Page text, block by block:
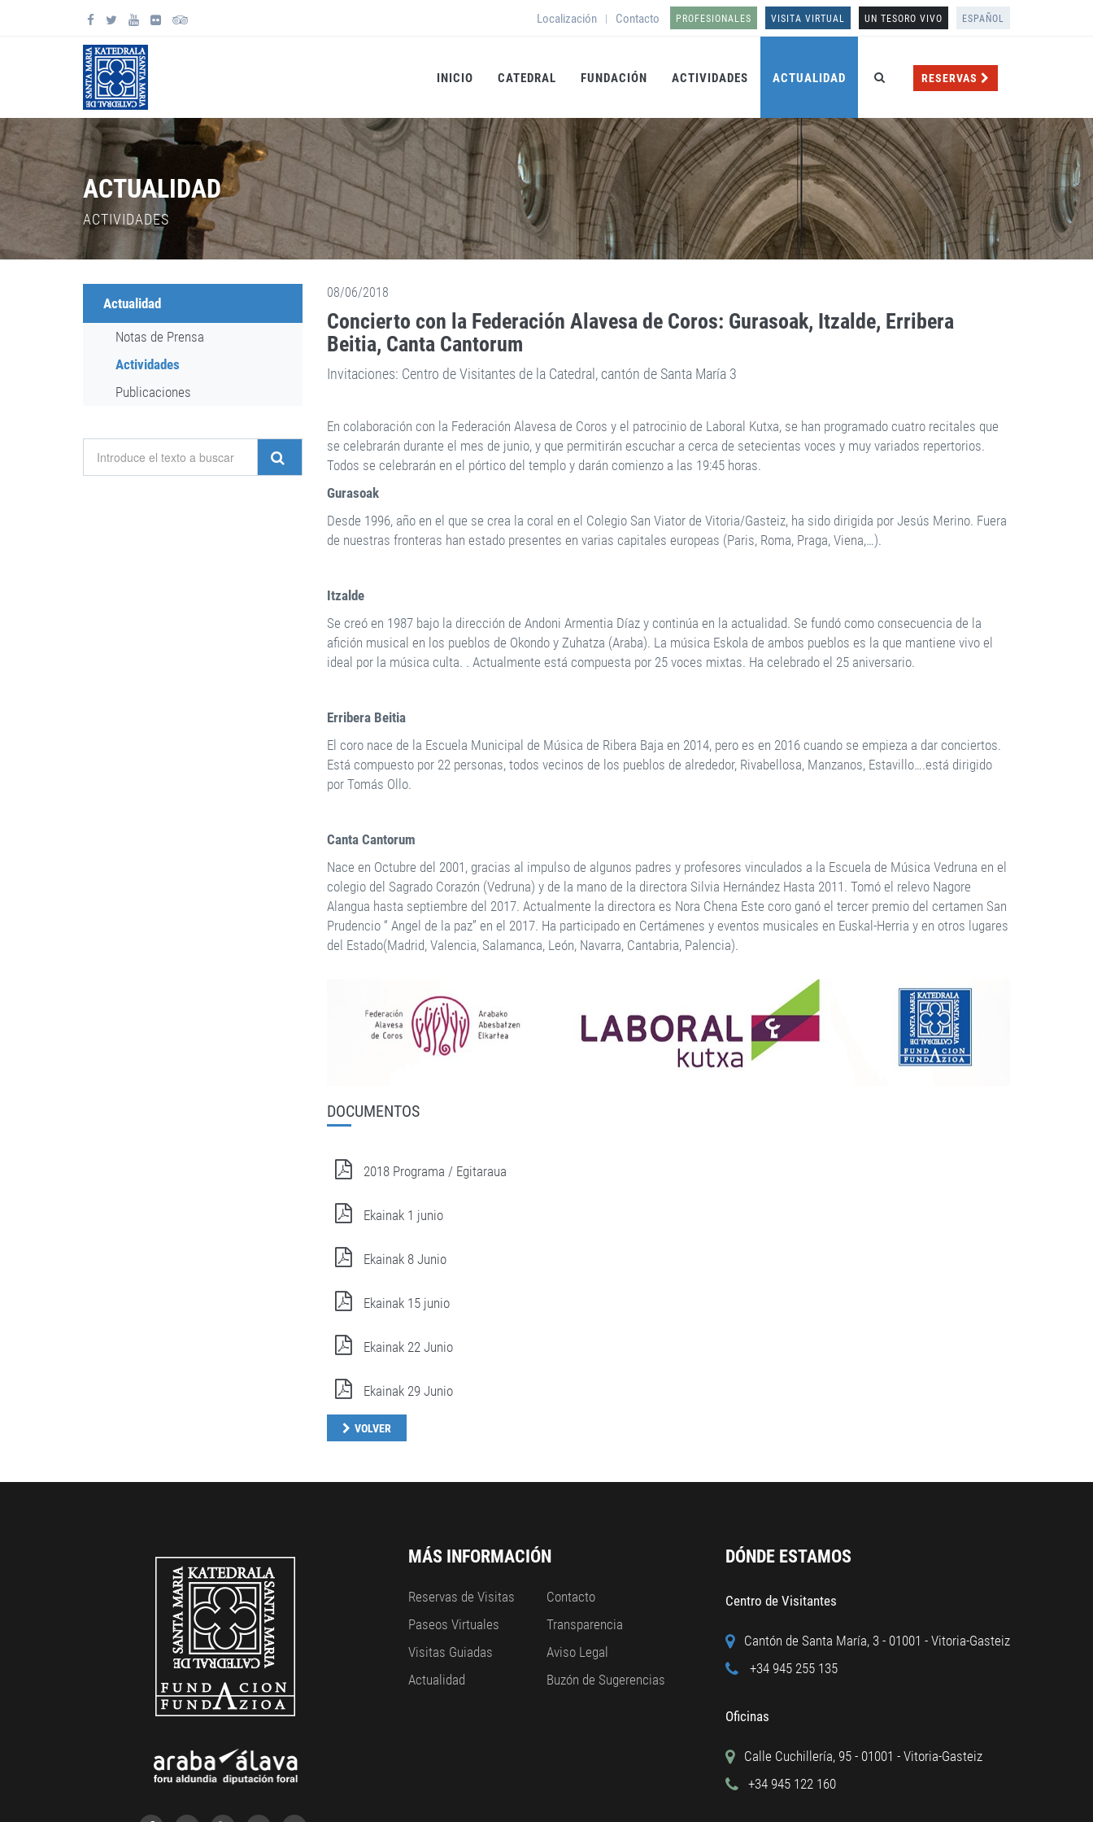
Localización | Contacto PROFESIONALES VISITA VIRTUAL UN TESORO VIVO ESPAÑOL
INICIO CATEDRAL FUNDACIÓN ACTIVIDADES ACTUALIDAD RESERVAS
ACTUALIDAD
ACTIVIDADES
Actualidad
Notas de Prensa
Actividades
Publicaciones
08/06/2018
Concierto con la Federación Alavesa de Coros: Gurasoak, Itzalde, Erribera
Beitia, Canta Cantorum
Invitaciones: Centro de Visitantes de la Catedral, cantón de Santa María 3
En colaboración con la Federación Alavesa de Coros y el patrocinio de Laboral Kutxa, se han programado cuatro recitales que
se celebrarán durante el mes de junio, y que permitirán escuchar a cerca de setecientas voces y muy variados repertorios.
Todos se celebrarán en el pórtico del templo y darán comienzo a las 19:45 horas.
Gurasoak
Desde 1996, año en el que se crea la coral en el Colegio San Viator de Vitoria/Gasteiz, ha sido dirigida por Jesús Merino. Fuera
de nuestras fronteras han estado presentes en varias capitales europeas (Paris, Roma, Praga, Viena,…).
Itzalde
Se creó en 1987 bajo la dirección de Andoni Armentia Díaz y continúa en la actualidad. Se fundó como consecuencia de la
afición musical en los pueblos de Okondo y Zuhatza (Araba). La música Eskola de ambos pueblos es la que mantiene vivo el
ideal por la música culta. . Actualmente está compuesta por 25 voces mixtas. Ha celebrado el 25 aniversario.
Erribera Beitia
El coro nace de la Escuela Municipal de Música de Ribera Baja en 2014, pero es en 2016 cuando se empieza a dar conciertos.
Está compuesto por 22 personas, todos vecinos de los pueblos de alrededor, Rivabellosa, Manzanos, Estavillo….está dirigido
por Tomás Ollo.
Canta Cantorum
Nace en Octubre del 2001, gracias al impulso de algunos padres y profesores vinculados a la Escuela de Música Vedruna en el
colegio del Sagrado Corazón (Vedruna) y de la mano de la directora Silvia Hernández Hasta 2011. Tomó el relevo Nagore
Alangua hasta septiembre del 2017. Actualmente la directora es Nora Chena Este coro ganó el tercer premio del certamen San
Prudencio “ Angel de la paz” en el 2017. Ha participado en Certámenes y eventos musicales en Euskal-Herria y en otros lugares
del Estado(Madrid, Valencia, Salamanca, León, Navarra, Cantabria, Palencia).
DOCUMENTOS
2018 Programa / Egitaraua
Ekainak 1 junio
Ekainak 8 Junio
Ekainak 15 junio
Ekainak 22 Junio
Ekainak 29 Junio
VOLVER
MÁS INFORMACIÓN
Reservas de Visitas
Paseos Virtuales
Visitas Guiadas
Actualidad
Contacto
Transparencia
Aviso Legal
Buzón de Sugerencias
DÓNDE ESTAMOS
Centro de Visitantes
Cantón de Santa María, 3 - 01001 - Vitoria-Gasteiz
+34 945 255 135
Oficinas
Calle Cuchillería, 95 - 01001 - Vitoria-Gasteiz
+34 945 122 160